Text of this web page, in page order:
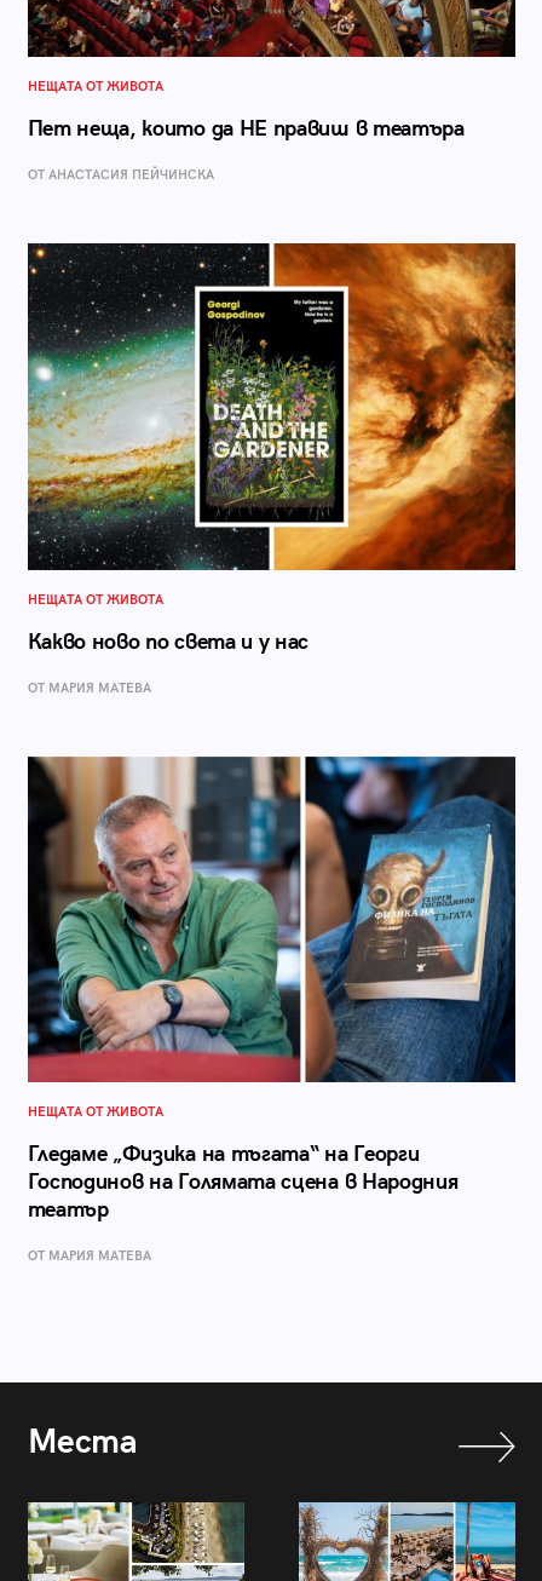
НЕЩАТА ОТ ЖИВОТА
Пет неща, които да НЕ правиш в театъра
ОТ AНАСТАСИЯ ПЕЙЧИНСКА
НЕЩАТА ОТ ЖИВОТА
Какво ново по света и у нас
ОТ МАРИЯ МАТЕВА
НЕЩАТА ОТ ЖИВОТА
Гледаме „Физика на тъгата“ на Георги
Господинов на Голямата сцена в Народния
театър
ОТ МАРИЯ МАТЕВА
Места